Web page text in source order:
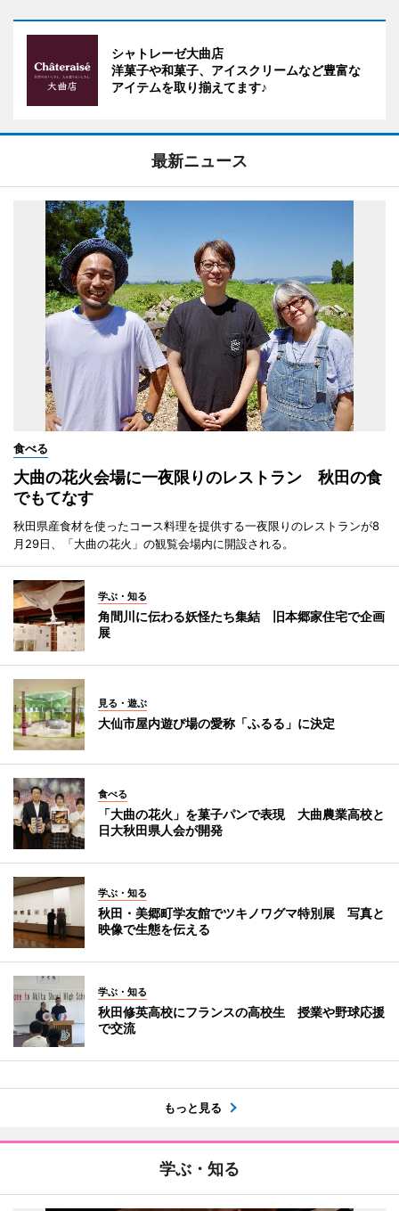
シャトレーゼ大曲店
洋菓子や和菓子、アイスクリームなど豊富な
アイテムを取り揃えてます♪
最新ニュース
食べる
大曲の花火会場に一夜限りのレストラン 秋田の食
でもてなす
秋田県産食材を使ったコース料理を提供する一夜限りのレストランが8
月29日、「大曲の花火」の観覧会場内に開設される。
学ぶ・知る
角間川に伝わる妖怪たち集結 旧本郷家住宅で企画
展
見る・遊ぶ
大仙市屋内遊び場の愛称「ふるる」に決定
食べる
「大曲の花火」を菓子パンで表現 大曲農業高校と
日大秋田県人会が開発
学ぶ・知る
秋田・美郷町学友館でツキノワグマ特別展 写真と
映像で生態を伝える
学ぶ・知る
秋田修英高校にフランスの高校生 授業や野球応援
で交流
もっと見る
学ぶ・知る